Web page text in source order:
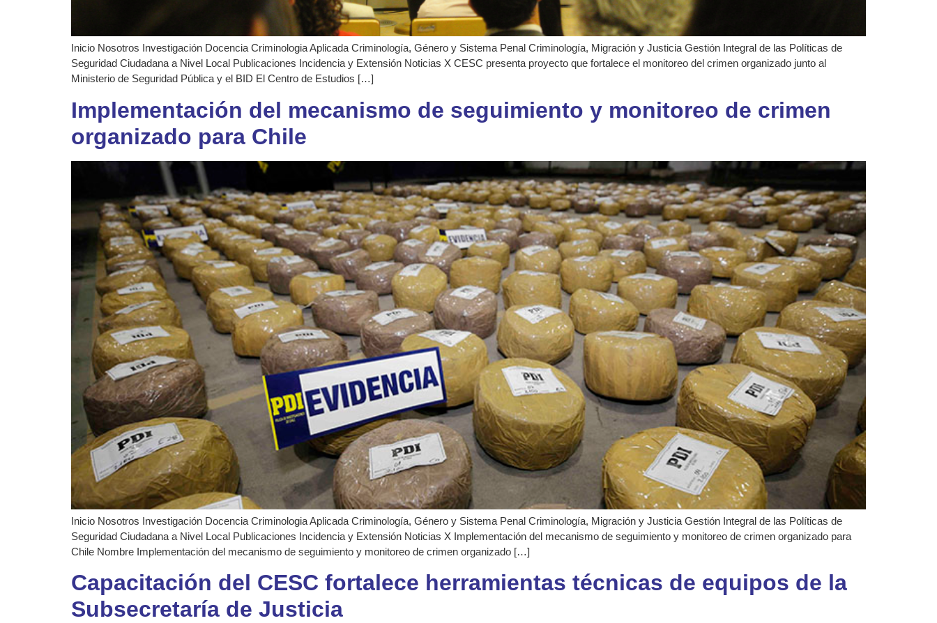
Inicio Nosotros Investigación Docencia Criminologia Aplicada Criminología, Género y Sistema Penal Criminología, Migración y Justicia Gestión Integral de las Políticas de
Seguridad Ciudadana a Nivel Local Publicaciones Incidencia y Extensión Noticias X CESC presenta proyecto que fortalece el monitoreo del crimen organizado junto al
Ministerio de Seguridad Pública y el BID El Centro de Estudios […]
Implementación del mecanismo de seguimiento y monitoreo de crimen
organizado para Chile
Inicio Nosotros Investigación Docencia Criminologia Aplicada Criminología, Género y Sistema Penal Criminología, Migración y Justicia Gestión Integral de las Políticas de
Seguridad Ciudadana a Nivel Local Publicaciones Incidencia y Extensión Noticias X Implementación del mecanismo de seguimiento y monitoreo de crimen organizado para
Chile Nombre Implementación del mecanismo de seguimiento y monitoreo de crimen organizado […]
Capacitación del CESC fortalece herramientas técnicas de equipos de la
Subsecretaría de Justicia